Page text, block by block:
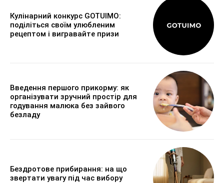
Кулінарний конкурс GOTUIMO:
поділіться своїм улюбленим
рецептом і вигравайте призи
Введення першого прикорму: як
організувати зручний простір для
годування малюка без зайвого
безладу
Бездротове прибирання: на що
звертати увагу під час вибору